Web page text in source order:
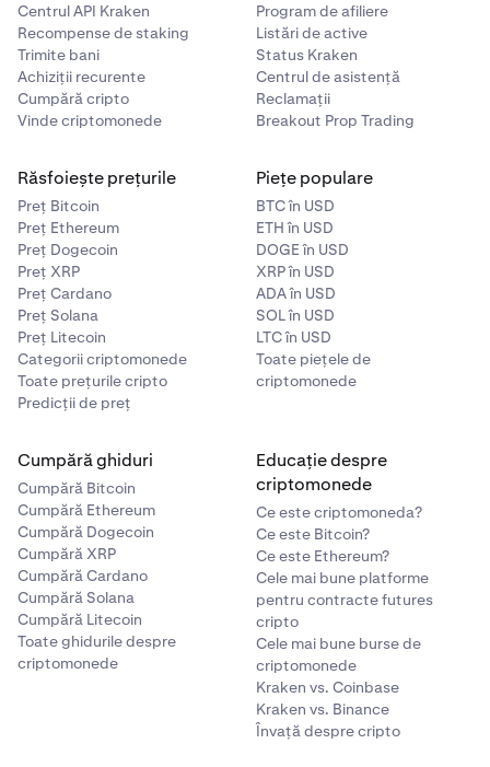
Centrul API Kraken
Recompense de staking
Trimite bani
Achiziții recurente
Cumpără cripto
Vinde criptomonede
Program de afiliere
Listări de active
Status Kraken
Centrul de asistență
Reclamații
Breakout Prop Trading
Răsfoiește prețurile
Preț Bitcoin
Preț Ethereum
Preț Dogecoin
Preț XRP
Preț Cardano
Preț Solana
Preț Litecoin
Categorii criptomonede
Toate prețurile cripto
Predicții de preț
Piețe populare
BTC în USD
ETH în USD
DOGE în USD
XRP în USD
ADA în USD
SOL în USD
LTC în USD
Toate piețele de
criptomonede
Cumpără ghiduri
Cumpără Bitcoin
Cumpără Ethereum
Cumpără Dogecoin
Cumpără XRP
Cumpără Cardano
Cumpără Solana
Cumpără Litecoin
Toate ghidurile despre
criptomonede
Educație despre
criptomonede
Ce este criptomoneda?
Ce este Bitcoin?
Ce este Ethereum?
Cele mai bune platforme
pentru contracte futures
cripto
Cele mai bune burse de
criptomonede
Kraken vs. Coinbase
Kraken vs. Binance
Învață despre cripto